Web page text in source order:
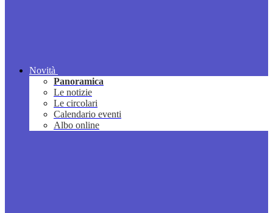
Novità
Panoramica
Le notizie
Le circolari
Calendario eventi
Albo online